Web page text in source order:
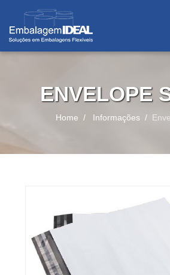
ENVELOPE
Home Informações